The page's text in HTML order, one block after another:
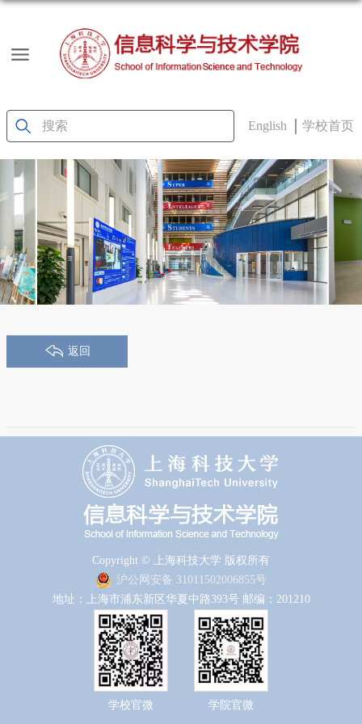
English 学校首页
返回
Copyright © 上海科技大学 版权所有
沪公网安备 31011502006855号
地址：上海市浦东新区华夏中路393号 邮编：201210
学校官微 学院官微